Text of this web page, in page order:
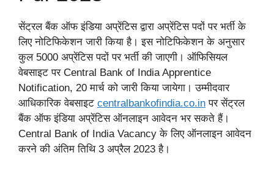
सेंट्रल बैंक ऑफ इंडिया अप्रेंटिस द्वारा अप्रेंटिस पदों पर भर्ती के
लिए नोटिफिकेशन जारी किया है। इस नोटिफिकेशन के अनुसार
कुल 5000 अप्रेंटिस पदों पर भर्ती की जाएगी। ऑफिसियल
वेबसाइट पर Central Bank of India Apprentice
Notification, 20 मार्च को जारी किया जायेगा। उम्मीदवार
आधिकारिक वेबसाइट centralbankofindia.co.in पर सेंट्रल
बैंक ऑफ इंडिया अप्रेंटिस ऑनलाइन आवेदन भर सकते हैं।
Central Bank of India Vacancy के लिए ऑनलाइन आवेदन
करने की अंतिम तिथि 3 अप्रैल 2023 है।